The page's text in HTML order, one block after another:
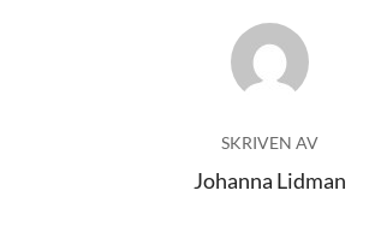
INLÄGGSFÖRFATTARE
SKRIVEN AV
Johanna Lidman